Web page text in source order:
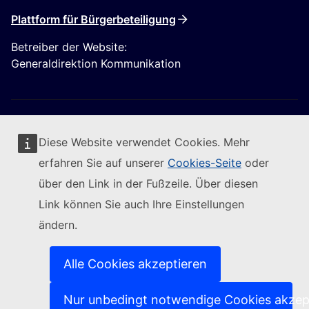
Diese Website verwendet Cookies. Mehr
erfahren Sie auf unserer Cookies-Seite oder
über den Link in der Fußzeile. Über diesen
Link können Sie auch Ihre Einstellungen
ändern.
Alle Cookies akzeptieren
Nur unbedingt notwendige Cookies
Plattform für Bürgerbeteiligung
Betreiber der Website:
Generaldirektion Kommunikation
Folgen Sie der Europäischen Kommission
Kontakt(Externer Link)
IT-Sicherheitslücke melden
Sprachen auf unseren Websites(Externer Link)
(Externer Link)
Schutz der Privatsphäre
Rechtlicher Hinweis
(Externer Link)